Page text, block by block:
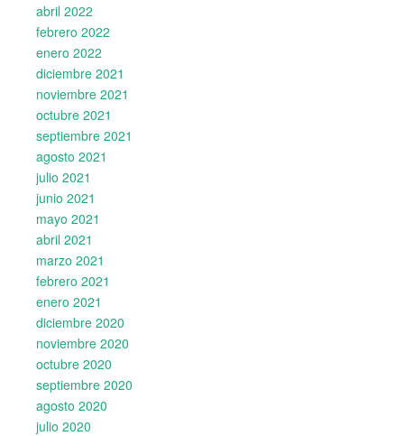
abril 2022
febrero 2022
enero 2022
diciembre 2021
noviembre 2021
octubre 2021
septiembre 2021
agosto 2021
julio 2021
junio 2021
mayo 2021
abril 2021
marzo 2021
febrero 2021
enero 2021
diciembre 2020
noviembre 2020
octubre 2020
septiembre 2020
agosto 2020
julio 2020